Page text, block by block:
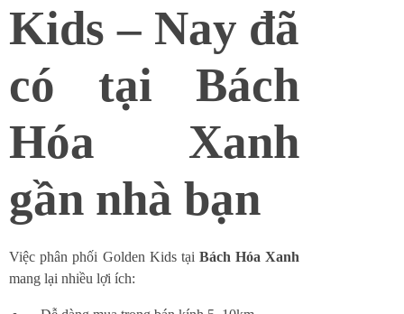
Kids – Nay đã
có tại Bách
Hóa Xanh
gần nhà bạn
Việc phân phối Golden Kids tạiBách Hóa Xanh
mang lại nhiều lợi ích: